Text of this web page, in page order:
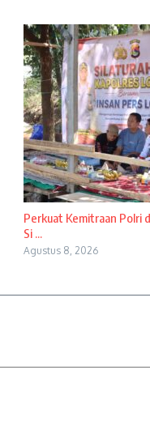
Perkuat Kemitraan Polri
Si ...
Agustus 8, 2026